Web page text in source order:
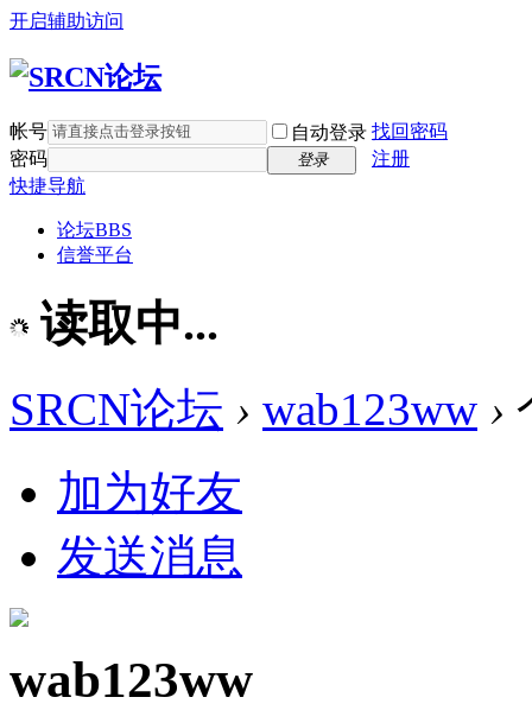
开启辅助访问
帐号 自动登录 找回密码
密码
登录
注册
快捷导航
论坛BBS
信誉平台
读取中...
SRCN论坛 › wab123ww ›
加为好友
发送消息
wab123ww